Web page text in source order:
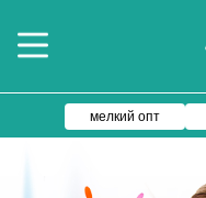
мелкий опт